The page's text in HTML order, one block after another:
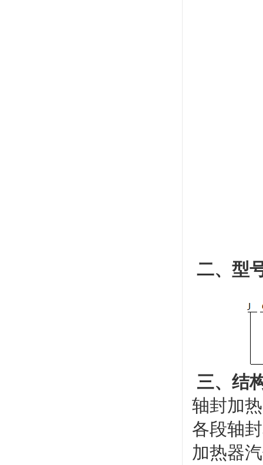
二、型
三、结
轴封加
各段轴
加热器